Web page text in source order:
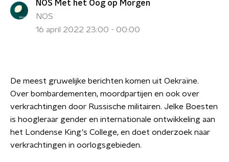
NOS Met het Oog op Morgen
NOS
16 april 2022 23:00 - 00:00
De meest gruwelijke berichten komen uit Oekraïne.
Over bombardementen, moordpartijen en ook over
verkrachtingen door Russische militairen. Jelke Boesten
is hoogleraar gender en internationale ontwikkeling aan
het Londense King's College, en doet onderzoek naar
verkrachtingen in oorlogsgebieden.